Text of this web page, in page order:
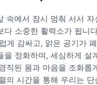
는 법 – 감성 컨셉 데이트 6
드는 법 – 감각적인 무드
속에서 잠시 멈춰 서서 자
다 소중한 활력소가 됩니
게 감싸고, 맑은 공기가
을 정화하며, 세심하게 설
직된 몸과 마음을 조화롭
의 시간을 통해 우리는 단